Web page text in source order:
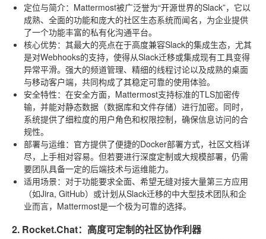
定位与简介：Mattermost被广泛誉为“开源世界的Slack”，它以
成熟、全面的功能和庞大的社区生态系统而闻名，为企业提供
了一个功能丰富的私有化沟通平台。
核心优势：其最大的亮点在于高度兼容Slack的集成生态，尤其
是对Webhooks的支持，使得从Slack迁移或集成现有工具变得
异常平滑。强大的频道管理、精细的线程讨论以及成熟的桌面
与移动客户端，共同构成了其稳定可靠的使用体验。
安全特性：在安全方面，Mattermost支持标准的TLS加密传
输，并能对静态数据（数据库和文件存储）进行加密。同时，
系统提供了细粒度的用户角色和权限控制，确保信息访问的合
规性。
部署与运维：官方提供了便捷的Docker部署方式，社区文档详
尽，上手相对容易。但若要进行深度定制或大规模部署，仍需
要团队具备一定的后端技术与运维能力。
适用场景：对于功能要求全面、希望无缝对接大量第三方应用
（如Jira, GitHub）或计划从Slack迁移的中大型技术团队和企
业而言，Mattermost是一个极为可靠的选择。
2. Rocket.Chat：高度可定制的社区协作利器